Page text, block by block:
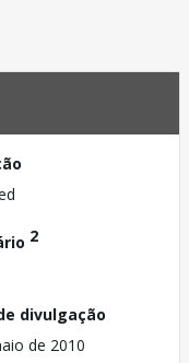
2
divulgação
de 2010